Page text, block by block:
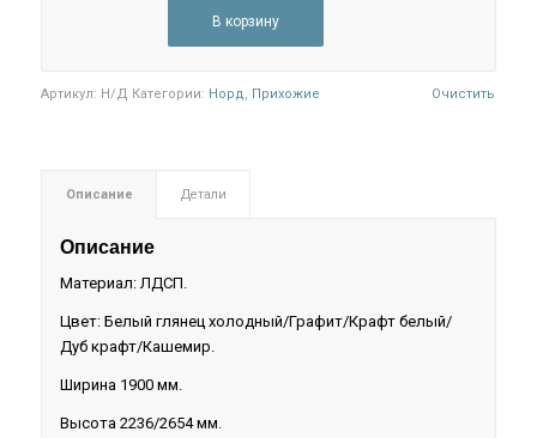
Очистить
В корзину
Артикул: Н/Д Категории: Норд, Прихожие
Описание Детали
Описание
Материал: ЛДСП.
Цвет: Белый глянец холодный/Графит/Крафт белый/
Дуб крафт/Кашемир.
Ширина 1900 мм.
Высота 2236/2654 мм.